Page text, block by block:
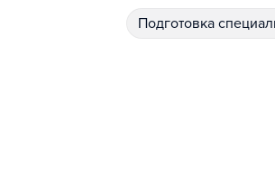
подготовка